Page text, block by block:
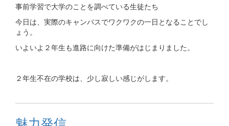
事前学習で大学のことを調べている生徒たち
今日は、実際のキャンパスでワクワクの一日となることでし
ょう。
いよいよ２年生も進路に向けた準備がはじまりました。
２年生不在の学校は、少し寂しい感じがします。